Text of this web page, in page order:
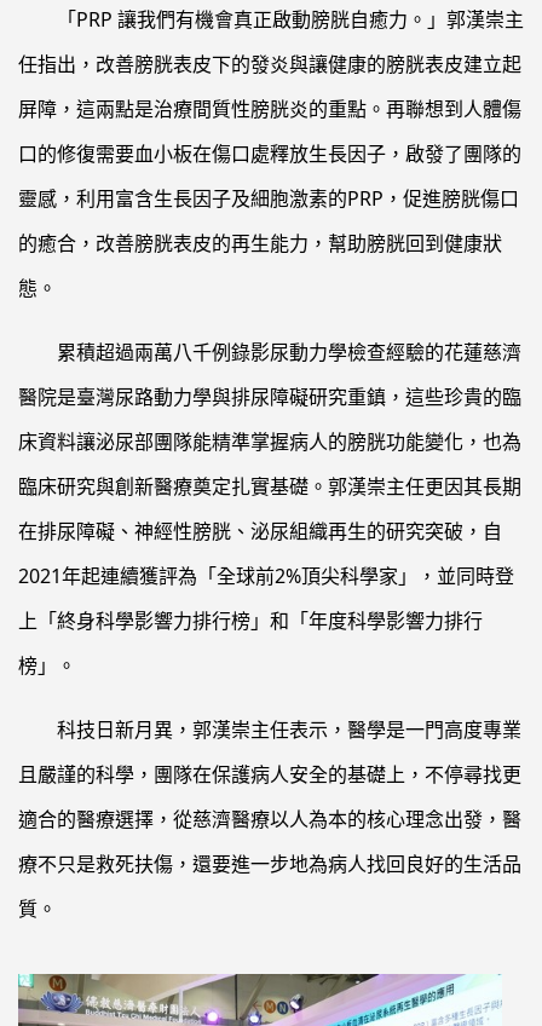
「PRP 讓我們有機會真正啟動膀胱自癒力。」郭漢崇主
任指出，改善膀胱表皮下的發炎與讓健康的膀胱表皮建立起
屏障，這兩點是治療間質性膀胱炎的重點。再聯想到人體傷
口的修復需要血小板在傷口處釋放生長因子，啟發了團隊的
靈感，利用富含生長因子及細胞激素的PRP，促進膀胱傷口
的癒合，改善膀胱表皮的再生能力，幫助膀胱回到健康狀
態。
累積超過兩萬八千例錄影尿動力學檢查經驗的花蓮慈濟
醫院是臺灣尿路動力學與排尿障礙研究重鎮，這些珍貴的臨
床資料讓泌尿部團隊能精準掌握病人的膀胱功能變化，也為
臨床研究與創新醫療奠定扎實基礎。郭漢崇主任更因其長期
在排尿障礙、神經性膀胱、泌尿組織再生的研究突破，自
2021年起連續獲評為「全球前2%頂尖科學家」，並同時登
上「終身科學影響力排行榜」和「年度科學影響力排行
榜」。
科技日新月異，郭漢崇主任表示，醫學是一門高度專業
且嚴謹的科學，團隊在保護病人安全的基礎上，不停尋找更
適合的醫療選擇，從慈濟醫療以人為本的核心理念出發，醫
療不只是救死扶傷，還要進一步地為病人找回良好的生活品
質。